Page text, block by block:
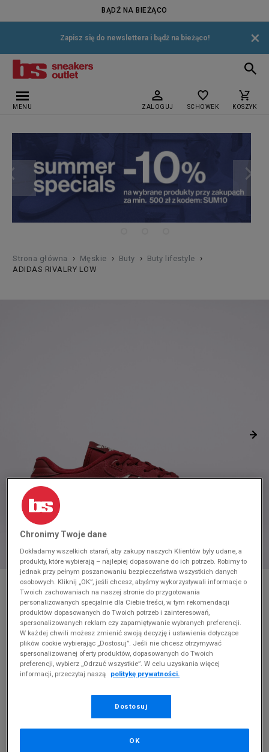
BĄDŹ NA BIEŻĄCO
Zapisz się do newslettera i bądź na bieżąco! ×
MENU ZALOGUJ SCHOWEK KOSZYK
Strona główna › Męskie › Buty › Buty lifestyle ›
ADIDAS RIVALRY LOW
* Zdjęcie poglądowe
ADIDAS RIVALRY LOW
Produkt pochodzi z końcówek aktualnych kolekcji, ubiegłych
sezonów lub z ekspozycji.Szczegóły.
259,99 zł
PRODUKT NIEDOSTĘPNY
Jeśli artykuł będzie ponownie dostępny, otrzymasz od nas
Chronimy Twoje dane
Dokładamy wszelkich starań, aby zakupy naszych Klientów były udane, a
produkty, które wybierają – najlepiej dopasowane do ich potrzeb. Robimy to
jednak przy pełnym poszanowaniu bezpieczeństwa wszystkich danych
osobowych. Kliknij „OK”, jeśli chcesz, abyśmy wykorzystywali informacje o
Twoich zachowaniach na naszej stronie do przygotowania
personalizowanych specjalnie dla Ciebie treści, w tym rekomendacji
produktów dopasowanych do Twoich potrzeb i zainteresowań,
spersonalizowanych reklam czy zapamiętywanie wybranych preferencji.
W każdej chwili możesz zmienić swoją decyzję i ustawienia dotyczące
plików cookie wybierając „Dostosuj”. Jeśli nie chcesz otrzymywać
spersonalizowanej oferty produktów, dopasowanych do Twoich
preferencji, wybierz „Odrzuć wszystkie”. W celu uzyskania więcej
informacji, przeczytaj naszą
politykę prywatności.
Dostosuj
OK